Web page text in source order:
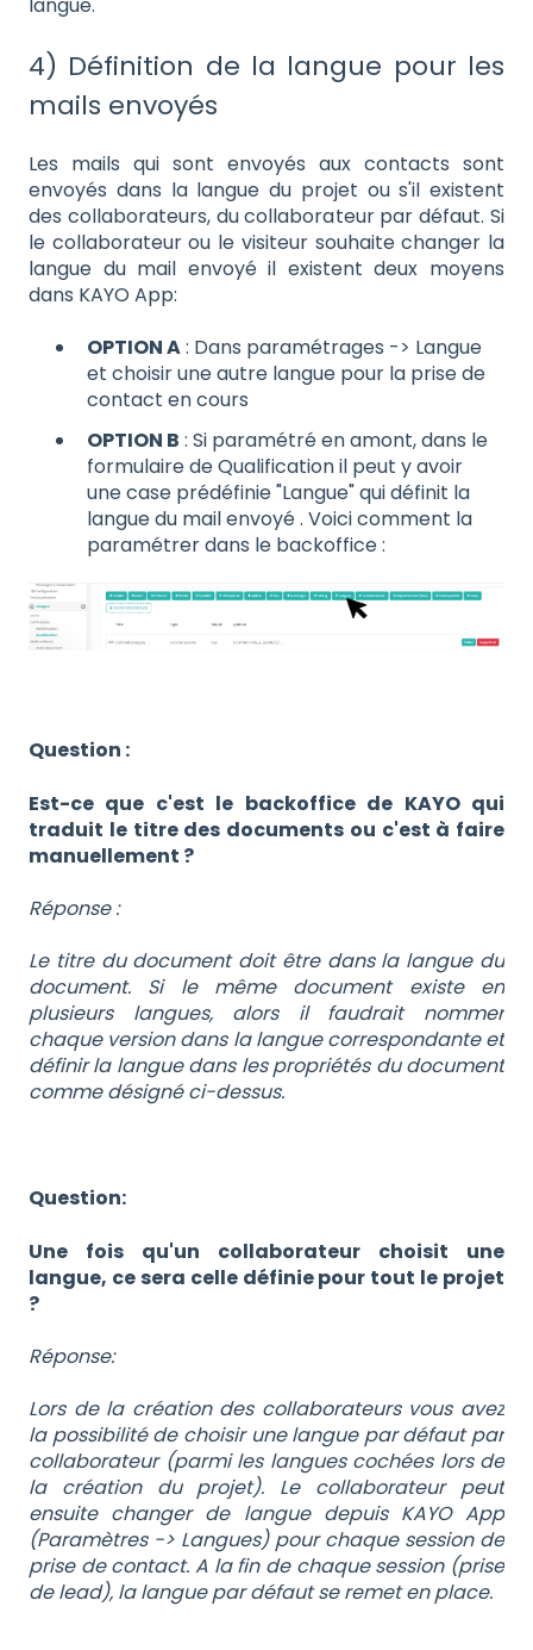
langue.
4) Définition de la langue pour les
mails envoyés
Les mails qui sont envoyés aux contacts sont
envoyés dans la langue du projet ou s'il existent
des collaborateurs, du collaborateur par défaut. Si
le collaborateur ou le visiteur souhaite changer la
langue du mail envoyé il existent deux moyens
dans KAYO App:
OPTION A: Dans paramétrages -> Langue
et choisir une autre langue pour la prise de
contact en cours
OPTION B : Si paramétré en amont, dans le
formulaire de Qualification il peut y avoir
une case prédéfinie "Langue" qui définit la
langue du mail envoyé . Voici comment la
paramétrer dans le backoffice :
Question :
Est-ce que c'est le backoffice de KAYO qui
traduit le titre des documents ou c'est à faire
manuellement ?
Réponse :
Le titre du document doit être dans la langue du
document. Si le même document existe en
plusieurs langues, alors il faudrait nommer
chaque version dans la langue correspondante et
définir la langue dans les propriétés du document
comme désigné ci-dessus.
Question:
Une fois qu'un collaborateur choisit une
langue, ce sera celle définie pour tout le projet
?
Réponse:
Lors de la création des collaborateurs vous avez
la possibilité de choisir une langue par défaut par
collaborateur (parmi les langues cochées lors de
la création du projet). Le collaborateur peut
ensuite changer de langue depuis KAYO App
(Paramètres -> Langues) pour chaque session de
prise de contact. A la fin de chaque session (prise
de lead), la langue par défaut se remet en place.